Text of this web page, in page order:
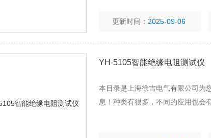
更新时间： 2025-09-06
YH-5105智能绝缘电阻测试仪
本目录是上海徐吉电气有限公司为
息！种类有很多，不同的应用也会